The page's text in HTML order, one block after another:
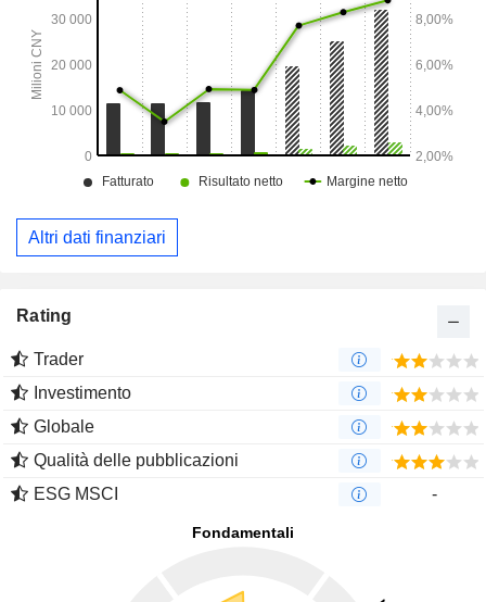
Altri dati finanziari
Rating
Trader
Investimento
Globale
Qualità delle pubblicazioni
ESG MSCI
-